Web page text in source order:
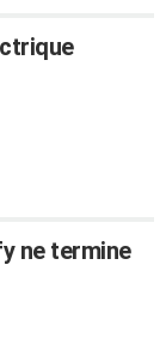
ne termine